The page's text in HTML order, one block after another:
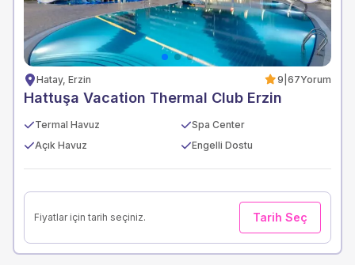
Hatay, Erzin 9 67Yorum
Hattuşa Vacation Thermal Club Erzin
Termal Havuz
Spa Center
Açık Havuz
Engelli Dostu
Fiyatlar için tarih seçiniz. Tarih Seç